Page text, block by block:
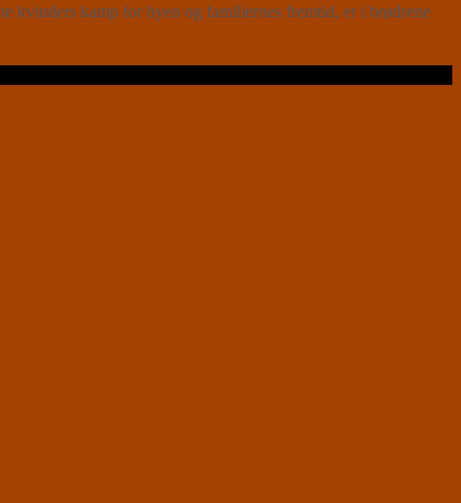
kvinders kamp for byen og familiernes fremtid, er i brødrene